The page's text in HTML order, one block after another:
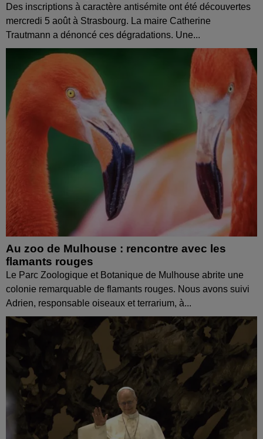
Des inscriptions à caractère antisémite ont été découvertes
mercredi 5 août à Strasbourg. La maire Catherine
Trautmann a dénoncé ces dégradations. Une...
Au zoo de Mulhouse : rencontre avec les
flamants rouges
Le Parc Zoologique et Botanique de Mulhouse abrite une
colonie remarquable de flamants rouges. Nous avons suivi
Adrien, responsable oiseaux et terrarium, à...